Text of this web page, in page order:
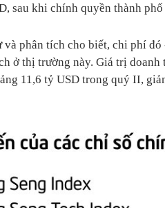
sau khi chính quyền thành
và phân tích cho biết, chi phí
ở thị trường này. Giá trị
11,6 tỷ USD trong quý II,